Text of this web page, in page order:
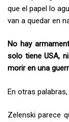
que el papel lo
van a quedar en
No hay
solo tiene USA,
morir en una
En otras
Zelenski parece